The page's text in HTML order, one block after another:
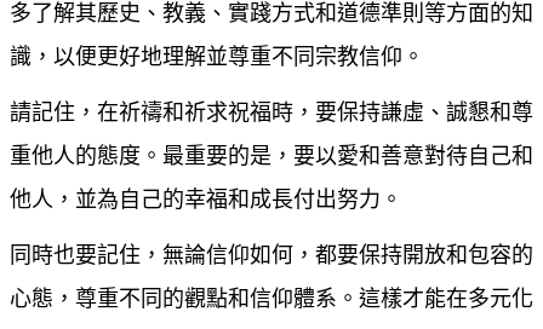
多了解其歷史、教義、實踐方式和道德準則等方面的知
識，以便更好地理解並尊重不同宗教信仰。
請記住，在祈禱和祈求祝福時，要保持謙虛、誠懇和尊
重他人的態度。最重要的是，要以愛和善意對待自己和
他人，並為自己的幸福和成長付出努力。
同時也要記住，無論信仰如何，都要保持開放和包容的
心態，尊重不同的觀點和信仰體系。這樣才能在多元化